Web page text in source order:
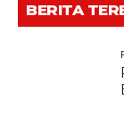
BERITA